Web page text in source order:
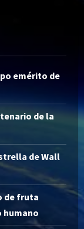
emérito de
de la
de Wall
de fruta
humano